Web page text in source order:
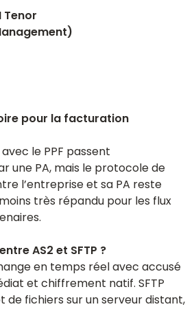
Tenor
pour la facturation
avec le PPF passent
une PA, mais le protocole de
l’entreprise et sa PA reste
très répandu pour les flux
AS2 et SFTP ?
en temps réel avec accusé
et chiffrement natif. SFTP
de fichiers sur un serveur distant,